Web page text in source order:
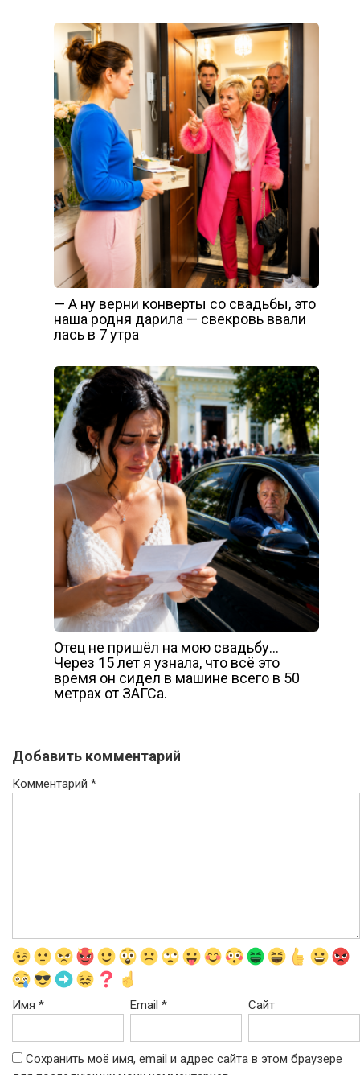
— А ну верни конверты со свадьбы, это
наша родня дарила — свекровь ввали
лась в 7 утра
Отец не пришёл на мою свадьбу…
Через 15 лет я узнала, что всё это
время он сидел в машине всего в 50
метрах от ЗАГСа.
Добавить комментарий
Комментарий *
Имя * Email* Сайт
Сохранить моё имя, email и адрес сайта в этом браузере